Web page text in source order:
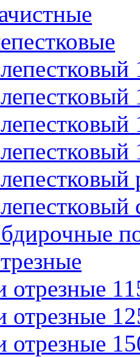
отрезные
отрезные
отрезные